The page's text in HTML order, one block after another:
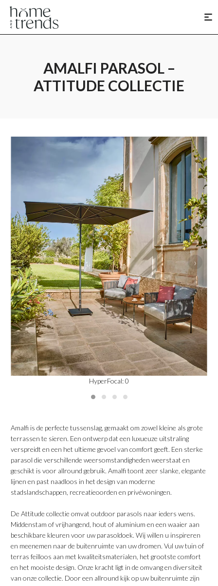
AMALFI PARASOL –
ATTITUDE COLLECTIE
HyperFocal: 0
‹ ›
Amalfi is de perfecte tussenslag, gemaakt om zowel kleine als grote
terrassen te sieren. Een ontwerp dat een luxueuze uitstraling
verspreidt en een het ultieme gevoel van comfort geeft. Een sterke
parasol die verschillende weersomstandigheden weerstaat en
geschikt is voor allround gebruik. Amalfi toont zeer slanke, elegante
lijnen en past naadloos in het design van moderne
stadslandschappen, recreatieoorden en privéwoningen.
De Attitude collectie omvat outdoor parasols naar ieders wens.
Middenstam of vrijhangend, hout of aluminium en een waaier aan
beschikbare kleuren voor uw parasoldoek. Wij willen u inspireren
en meenemen naar de buitenruimte van uw dromen. Vul uw tuin of
terras feilloos aan met kwaliteitsmaterialen, het grootste comfort
en het mooiste design. Onze kracht ligt in de omvang en diversiteit
van onze collectie. Door een allround kijk op uw buitenruimte zijn